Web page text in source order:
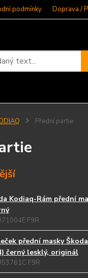
podmínky Doprava /
Přední partie
Kodiaq-Rám přední
F9R
přední masky
černý lesklý, originál
F9R